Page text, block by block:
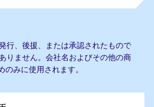
行、後援、または承認されたもので
りません。会社名およびその他の商
のみに使用されます。